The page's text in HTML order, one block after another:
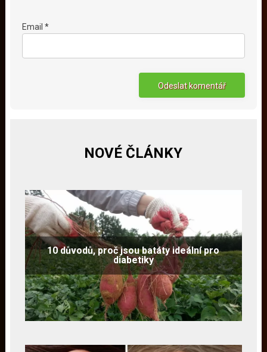
Email *
NOVÉ ČLÁNKY
10 důvodů, proč jsou batáty ideální pro
diabetiky